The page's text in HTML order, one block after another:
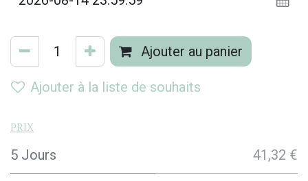
Ajouter au panier
Ajouter à la liste de souhaits
Prix
5 Jours 41,32 €